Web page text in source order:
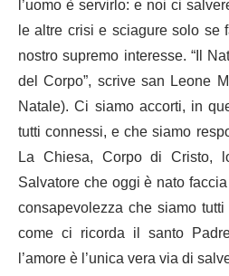
le altre crisi e sciagure solo se
nostro supremo interesse. “Il
del Corpo”, scrive san Leone
Natale). Ci siamo accorti, in
tutti connessi, e che siamo
La Chiesa, Corpo di Cristo,
Salvatore che oggi è nato
consapevolezza che siamo
come ci ricorda il santo
l’amore è l’unica vera via di